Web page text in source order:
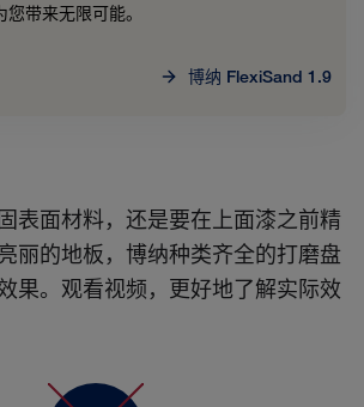
带来无限可能。
博纳 FlexiSand 1.9
表面材料，还是要在上面漆之前精
丽的地板，博纳种类齐全的打磨盘
果。观看视频，更好地了解实际效